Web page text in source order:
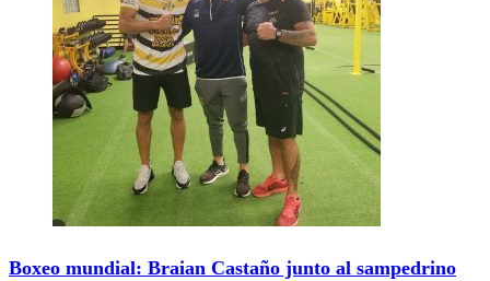
Boxeo mundial: Braian Castaño junto al sampedrino